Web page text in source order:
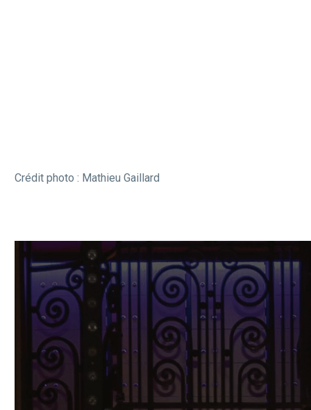
Crédit photo : Mathieu Gaillard
Lecteur
vidéo